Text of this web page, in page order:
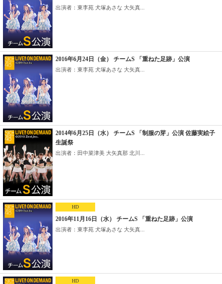
出演者：東李苑 犬塚あさな 大矢真...
2016年6月24日（金） チームS 「重ねた足跡」公演
出演者：東李苑 犬塚あさな 大矢真...
2014年6月25日（水） チームS 「制服の芽」公演 佐藤実絵子
生誕祭
出演者：田中菜津美 大矢真那 北川...
HD
2016年11月16日（水） チームS 「重ねた足跡」公演
出演者：東李苑 犬塚あさな 大矢真...
HD